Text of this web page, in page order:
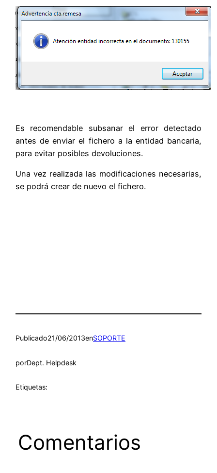
Es recomendable subsanar el error detectado
antes de enviar el fichero a la entidad bancaria,
para evitar posibles devoluciones.
Una vez realizada las modificaciones necesarias,
se podrá crear de nuevo el fichero.
Publicado21/06/2013enSOPORTE
porDept. Helpdesk
Etiquetas:
Comentarios